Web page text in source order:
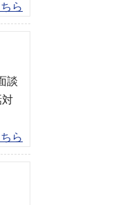
ら
談
対
ら